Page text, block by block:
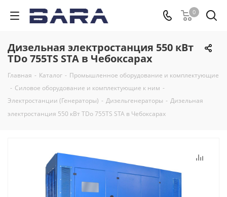
0
Дизельная электростанция 550 кВт
TDo 755TS STA в Чебоксарах
Главная - Каталог - Промышленное оборудование и комплектующие
- Силовое оборудование и комплектующие к ним -
Электростанции (Генераторы) - Дизельгенераторы - Дизельная
электростанция 550 кВт TDo 755TS STA в Чебоксарах